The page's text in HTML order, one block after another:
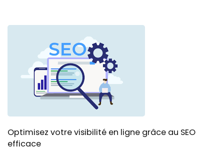
Optimisez votre visibilité en ligne grâce au SEO
efficace